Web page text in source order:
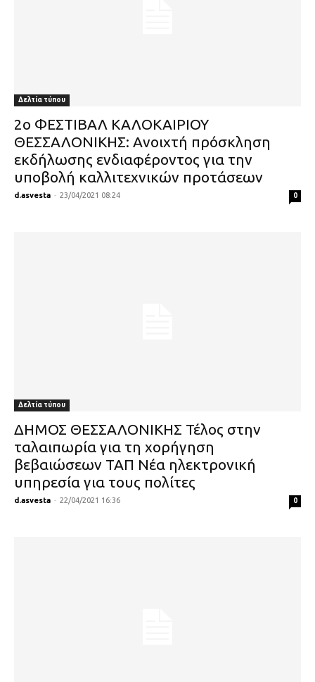
Δελτία τύπου
2ο ΦΕΣΤΙΒΑΛ ΚΑΛΟΚΑΙΡΙΟΥ
ΘΕΣΣΑΛΟΝΙΚΗΣ: Ανοιχτή πρόσκληση
εκδήλωσης ενδιαφέροντος για την
υποβολή καλλιτεχνικών προτάσεων
d.asvesta - 23/04/2021 08:24 0
Δελτία τύπου
ΔΗΜΟΣ ΘΕΣΣΑΛΟΝΙΚΗΣ Τέλος στην
ταλαιπωρία για τη χορήγηση
βεβαιώσεων ΤΑΠ Νέα ηλεκτρονική
υπηρεσία για τους πολίτες
d.asvesta - 22/04/2021 16:36 0